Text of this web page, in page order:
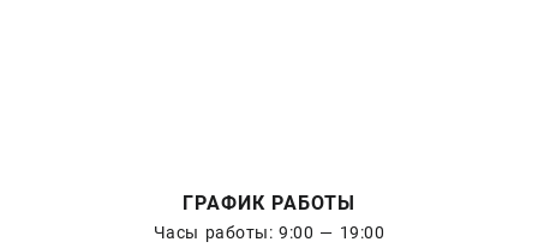
ГРАФИК РАБОТЫ
Часы работы: 9:00 — 19:00